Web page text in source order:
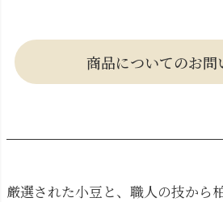
商品についてのお問
厳選された小豆と、職人の技から